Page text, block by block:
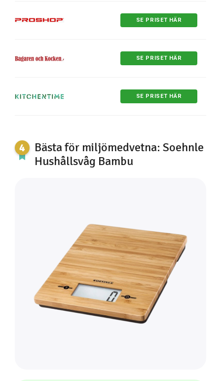
SE PRISET HÄR
SE PRISET HÄR
SE PRISET HÄR
Bästa för miljömedvetna: Soehnle
Hushållsvåg Bambu